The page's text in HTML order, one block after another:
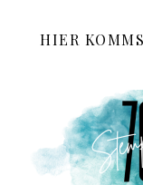
HIER